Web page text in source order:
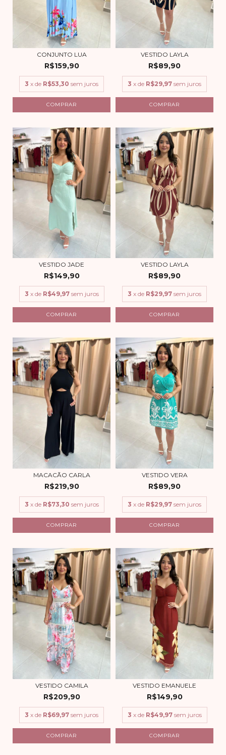
CONJUNTO LUA
R$159,90
3 x de R$53,30 sem juros
COMPRAR
VESTIDO LAYLA
R$89,90
3 x de R$29,97 sem juros
COMPRAR
VESTIDO JADE
R$149,90
3 x de R$49,97 sem juros
COMPRAR
VESTIDO LAYLA
R$89,90
3 x de R$29,97 sem juros
COMPRAR
MACACÃO CARLA
R$219,90
3 x de R$73,30 sem juros
COMPRAR
VESTIDO VERA
R$89,90
3 x de R$29,97 sem juros
COMPRAR
VESTIDO CAMILA
R$209,90
3 x de R$69,97 sem juros
COMPRAR
VESTIDO EMANUELE
R$149,90
3 x de R$49,97 sem juros
COMPRAR